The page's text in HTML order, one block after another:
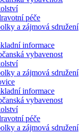
péče
a zájmová sdružení
informace
vybavenost
a zájmová sdružení
informace
vybavenost
péče
a zájmová sdružení